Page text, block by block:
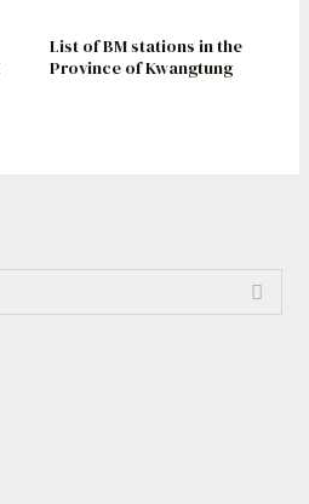
List of BM stations in the
Province of Kwangtung